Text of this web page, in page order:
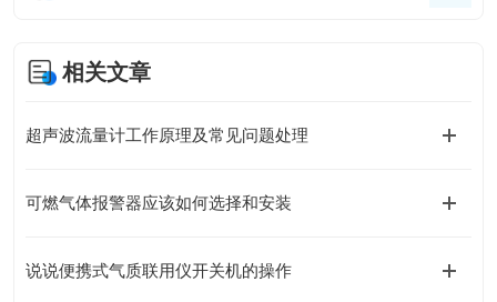
相关文章
超声波流量计工作原理及常见问题处理
可燃气体报警器应该如何选择和安装
说说便携式气质联用仪开关机的操作